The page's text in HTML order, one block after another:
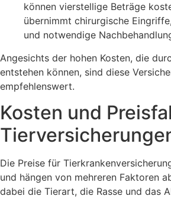
können vierstellige Beträge
übernimmt chirurgische
und notwendige
Angesichts der hohen Kosten, die
entstehen können, sind diese
empfehlenswert.
Kosten und
Die Preise für
und hängen von mehreren Faktoren
dabei die Tierart, die Rasse und das